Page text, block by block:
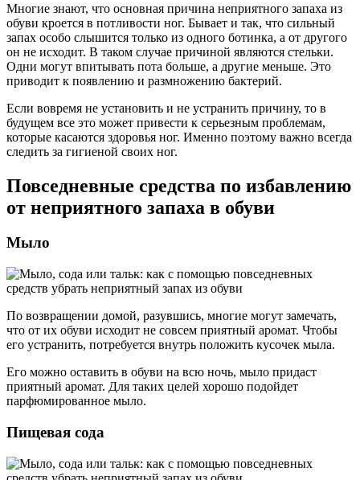
Многие знают, что основная причина неприятного запаха из
обуви кроется в потливости ног. Бывает и так, что сильный
запах особо слышится только из одного ботинка, а от другого
он не исходит. В таком случае причиной являются стельки.
Одни могут впитывать пота больше, а другие меньше. Это
приводит к появлению и размножению бактерий.
Если вовремя не установить и не устранить причину, то в
будущем все это может привести к серьезным проблемам,
которые касаются здоровья ног. Именно поэтому важно всегда
следить за гигиеной своих ног.
Повседневные средства по избавлению
от неприятного запаха в обуви
Мыло
По возвращении домой, разувшись, многие могут замечать,
что от их обуви исходит не совсем приятный аромат. Чтобы
его устранить, потребуется внутрь положить кусочек мыла.
Его можно оставить в обуви на всю ночь, мыло придаст
приятный аромат. Для таких целей хорошо подойдет
парфюмированное мыло.
Пищевая сода